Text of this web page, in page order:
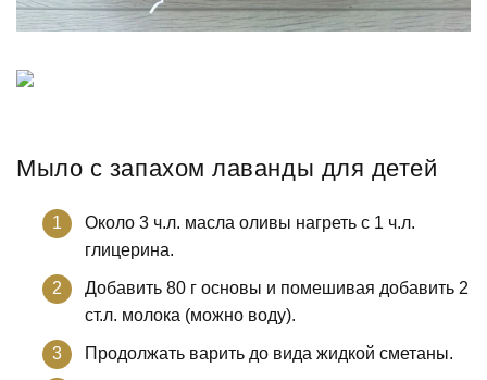
Мыло с запахом лаванды для детей
Около 3 ч.л. масла оливы нагреть с 1 ч.л.
глицерина.
Добавить 80 г основы и помешивая добавить 2
ст.л. молока (можно воду).
Продолжать варить до вида жидкой сметаны.